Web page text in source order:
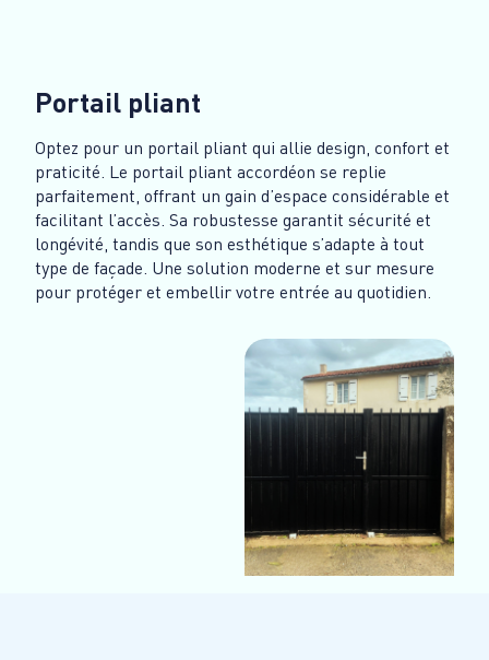
Portail pliant
Optez pour un portail pliant qui allie design, confort et
praticité. Le portail pliant accordéon se replie
parfaitement, offrant un gain d’espace considérable et
facilitant l’accès. Sa robustesse garantit sécurité et
longévité, tandis que son esthétique s’adapte à tout
type de façade. Une solution moderne et sur mesure
pour protéger et embellir votre entrée au quotidien.